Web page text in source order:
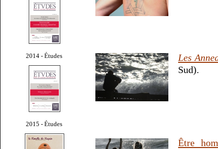
2014 - Études
2015 - Études
Les
Sud).
Être